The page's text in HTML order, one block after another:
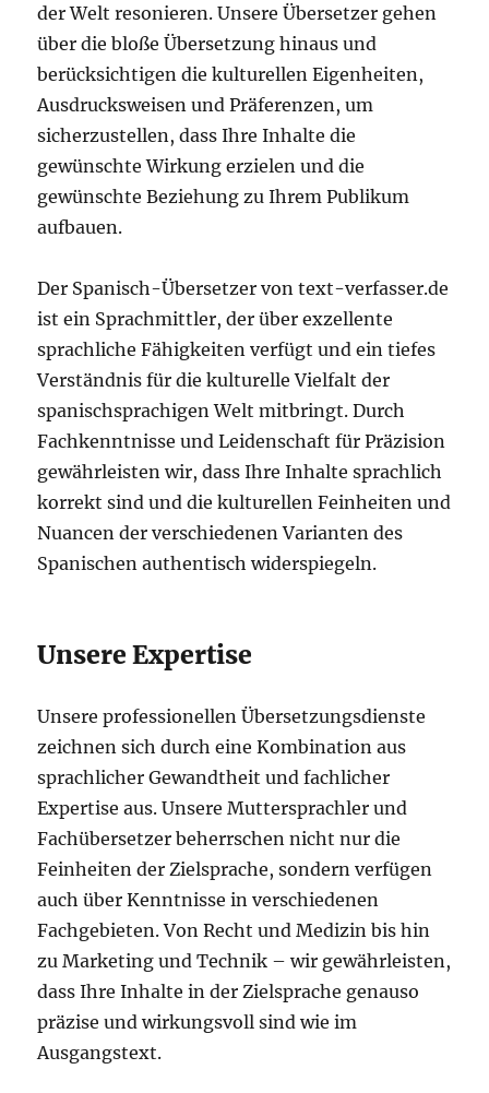
der Welt resonieren. Unsere Übersetzer gehen
über die bloße Übersetzung hinaus und
berücksichtigen die kulturellen Eigenheiten,
Ausdrucksweisen und Präferenzen, um
sicherzustellen, dass Ihre Inhalte die
gewünschte Wirkung erzielen und die
gewünschte Beziehung zu Ihrem Publikum
aufbauen.
Der Spanisch-Übersetzer von text-verfasser.de
ist ein Sprachmittler, der über exzellente
sprachliche Fähigkeiten verfügt und ein tiefes
Verständnis für die kulturelle Vielfalt der
spanischsprachigen Welt mitbringt. Durch
Fachkenntnisse und Leidenschaft für Präzision
gewährleisten wir, dass Ihre Inhalte sprachlich
korrekt sind und die kulturellen Feinheiten und
Nuancen der verschiedenen Varianten des
Spanischen authentisch widerspiegeln.
Unsere Expertise
Unsere professionellen Übersetzungsdienste
zeichnen sich durch eine Kombination aus
sprachlicher Gewandtheit und fachlicher
Expertise aus. Unsere Muttersprachler und
Fachübersetzer beherrschen nicht nur die
Feinheiten der Zielsprache, sondern verfügen
auch über Kenntnisse in verschiedenen
Fachgebieten. Von Recht und Medizin bis hin
zu Marketing und Technik – wir gewährleisten,
dass Ihre Inhalte in der Zielsprache genauso
präzise und wirkungsvoll sind wie im
Ausgangstext.